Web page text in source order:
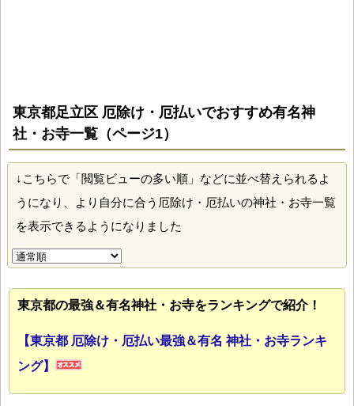
東京都足立区 厄除け・厄払いでおすすめ有名神
社・お寺一覧（ページ1）
↓こちらで「閲覧ビューの多い順」などに並べ替えられるよ
うになり、より自分に合う厄除け・厄払いの神社・お寺一覧
を表示できるようになりました
東京都の最強＆有名神社・お寺をランキングで紹介！
【東京都 厄除け・厄払い最強＆有名 神社・お寺ランキ
ング】